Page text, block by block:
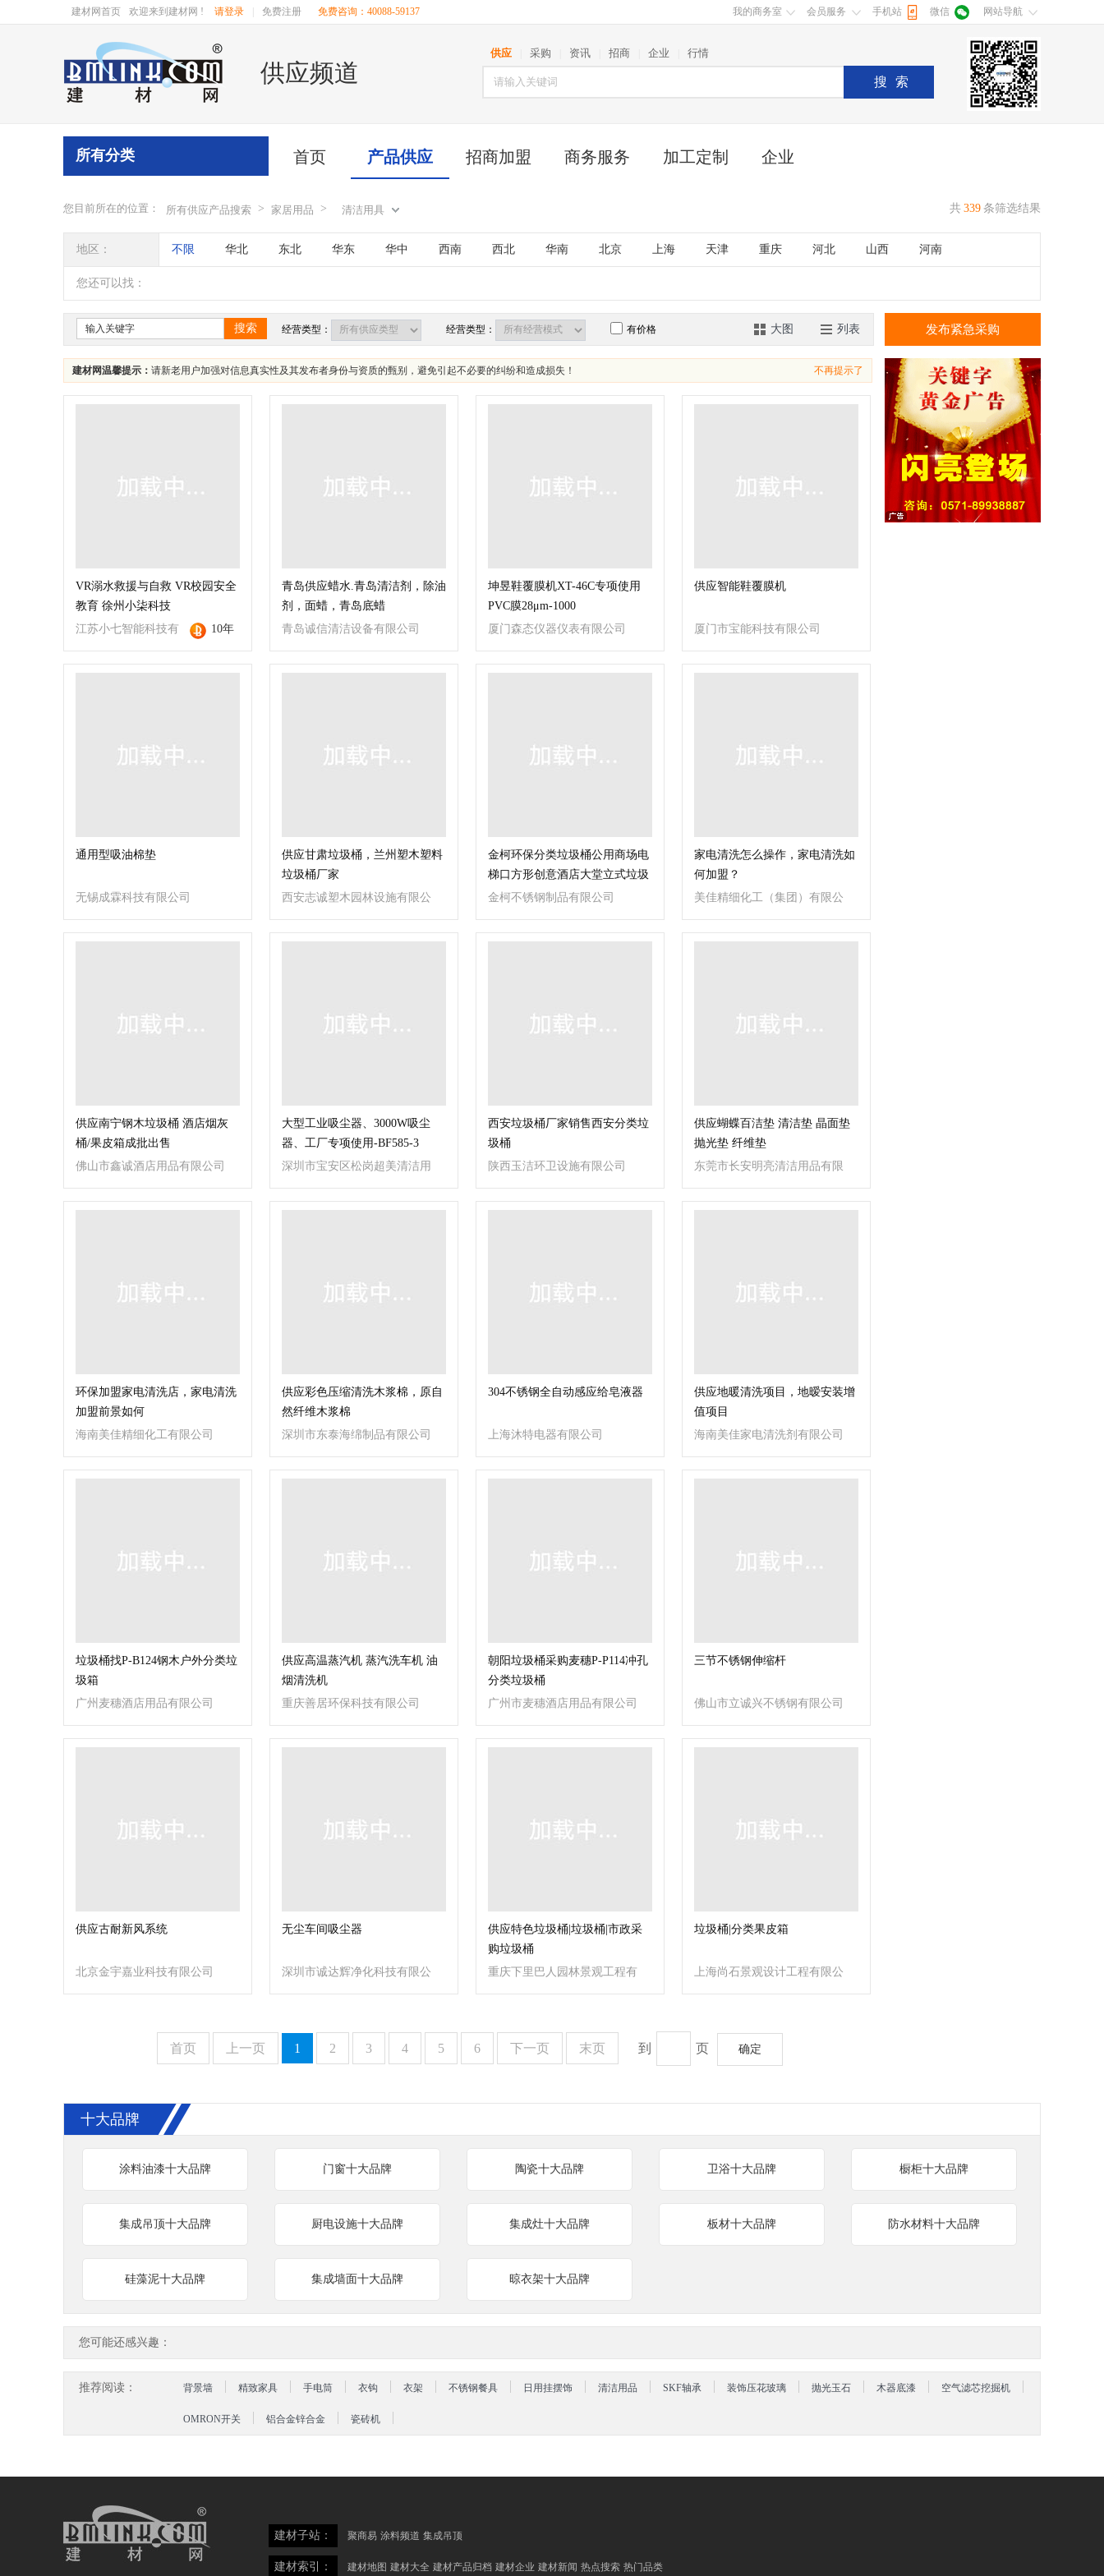
建材网首页 欢迎来到建材网 ! 请登录 免费注册 免费咨询：40088-59137 我的商务室 会员服务 手机站 微信 网站导航
供应频道
供应 采购 资讯 招商 企业 行情
搜索
首页 产品供应 招商加盟 商务服务 加工定制 企业
所有分类
您目前所在的位置： 所有供应产品搜索 > 家居用品 > 清洁用具 共 339 条筛选结果
地区： 不限 华北 东北 华东 华中 西南 西北 华南 北京 上海 天津 重庆 河北 山西 河南
四川 海南 贵州 云南 西藏 陕西 甘肃 青海 宁夏 新疆 台湾 香港 澳门
您还可以找：
搜索 经营类型： 经营类型： 有价格 大图 列表
建材网温馨提示： 请新老用户加强对信息真实性及其发布者身份与资质的甄别，避免引起不必要的纠纷和造成损失！ 不再提示了
VR溺水救援与自救 VR校园安全
教育 徐州小柒科技
江苏小七智能科技有
限公司
10年
青岛供应蜡水.青岛清洁剂，除油
剂，面蜡，青岛底蜡
青岛诚信清洁设备有限公司
坤昱鞋覆膜机XT-46C专项使用
PVC膜28μm-1000
厦门森态仪器仪表有限公司
供应智能鞋覆膜机
厦门市宝能科技有限公司
通用型吸油棉垫
无锡成霖科技有限公司
供应甘肃垃圾桶，兰州塑木塑料
垃圾桶厂家
西安志诚塑木园林设施有限公
司
金柯环保分类垃圾桶公用商场电
梯口方形创意酒店大堂立式垃圾
箱
金柯不锈钢制品有限公司
家电清洗怎么操作，家电清洗如
何加盟？
美佳精细化工（集团）有限公
司
供应南宁钢木垃圾桶 酒店烟灰
桶/果皮箱成批出售
佛山市鑫诚酒店用品有限公司
大型工业吸尘器、3000W吸尘
器、工厂专项使用-BF585-3
深圳市宝安区松岗超美清洁用
品经营部
西安垃圾桶厂家销售西安分类垃
圾桶
陕西玉洁环卫设施有限公司
供应蝴蝶百洁垫 清洁垫 晶面垫
抛光垫 纤维垫
东莞市长安明亮清洁用品有限
公司
环保加盟家电清洗店，家电清洗
加盟前景如何
海南美佳精细化工有限公司
供应彩色压缩清洗木浆棉，原自
然纤维木浆棉
深圳市东泰海绵制品有限公司
304不锈钢全自动感应给皂液器
上海沐特电器有限公司
供应地暖清洗项目，地暧安装增
值项目
海南美佳家电清洗剂有限公司
垃圾桶找P-B124钢木户外分类垃
圾箱
广州麦穗酒店用品有限公司
供应高温蒸汽机 蒸汽洗车机 油
烟清洗机
重庆善居环保科技有限公司
朝阳垃圾桶采购麦穗P-P114冲孔
分类垃圾桶
广州市麦穗酒店用品有限公司
三节不锈钢伸缩杆
佛山市立诚兴不锈钢有限公司
供应古耐新风系统
北京金宇嘉业科技有限公司
无尘车间吸尘器
深圳市诚达辉净化科技有限公
司
供应特色垃圾桶|垃圾桶|市政采
购垃圾桶
重庆下里巴人园林景观工程有
限公司
垃圾桶|分类果皮箱
上海尚石景观设计工程有限公
司
首页 上一页 1 2 3 4 5 6 下一页 末页 到 页 确定
发布紧急采购
十大品牌
涂料油漆十大品牌 门窗十大品牌 陶瓷十大品牌 卫浴十大品牌 橱柜十大品牌
集成吊顶十大品牌 厨电设施十大品牌 集成灶十大品牌 板材十大品牌 防水材料十大品牌
硅藻泥十大品牌 集成墙面十大品牌 晾衣架十大品牌
您可能还感兴趣：
推荐阅读： 背景墙 精致家具 手电筒 衣钩 衣架 不锈钢餐具 日用挂摆饰 清洁用品 SKF轴承 装饰压花玻璃 抛光玉石 木器底漆 空气滤芯挖掘机
OMRON开关 铝合金锌合金 瓷砖机
建材子站： 聚商易 涂料频道 集成吊顶
建材索引： 建材地图 建材大全 建材产品归档 建材企业 建材新闻 热点搜索 热门品类